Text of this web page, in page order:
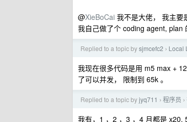
@XieBoCai 我不是大佬， 我主要
我自己做了个 coding agent, plan
Replied to a topic bysjmcefc2 › Local
我现在很多代码是用 m5 max +
了可以并发， 限制到 65k 。
Replied to a topic byjyq711 › 程序员 ›
我有，1 ，2 ，3 ，4 月都是 x20,